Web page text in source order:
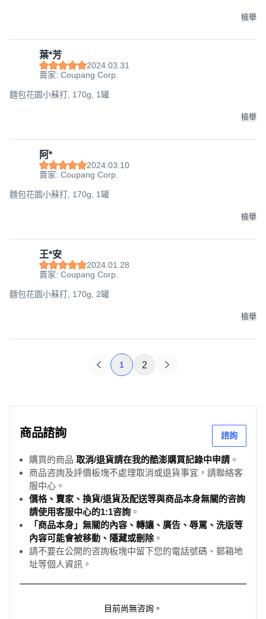
檢舉
葉*芳
2024.03.31
賣家: Coupang Corp.
麵包花園小蘇打, 170g, 1罐
檢舉
阿*
2024.03.10
賣家: Coupang Corp.
麵包花園小蘇打, 170g, 1罐
檢舉
王*安
2024.01.28
賣家: Coupang Corp.
麵包花園小蘇打, 170g, 2罐
檢舉
1 2
商品諮詢 諮詢
購買的商品 取消/退貨請在我的酷澎購買記錄中申請 。
商品咨詢及評價板塊不處理取消或退貨事宜，請聯絡客
服中心。
價格、賣家、換貨/退貨及配送等與商品本身無關的咨詢
請使用客服中心的1:1咨詢 。
「商品本身」無關的內容、轉讓、廣告、辱罵、洗版等
內容可能會被移動、隱藏或刪除。
請不要在公開的咨詢板塊中留下您的電話號碼、郵箱地
址等個人資訊。
目前尚無咨詢。